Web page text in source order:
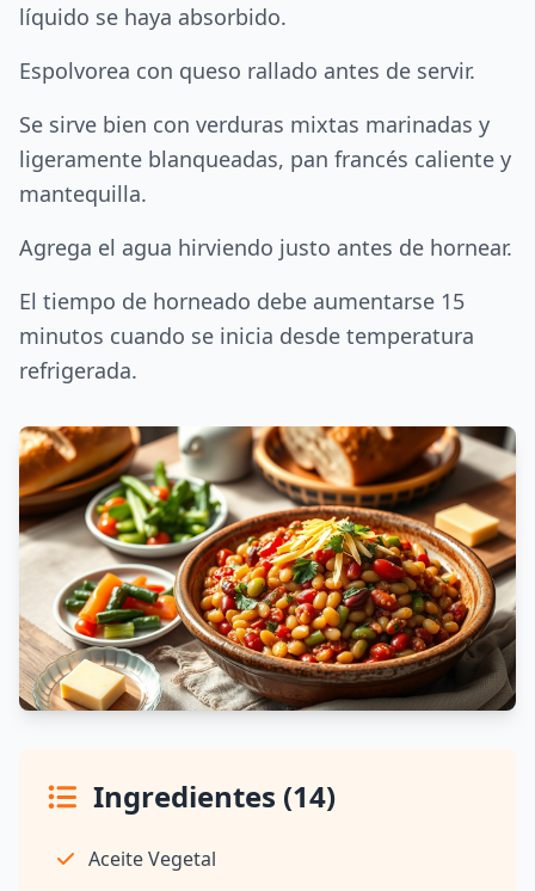
líquido se haya absorbido.
Espolvorea con queso rallado antes de servir.
Se sirve bien con verduras mixtas marinadas y
ligeramente blanqueadas, pan francés caliente y
mantequilla.
Agrega el agua hirviendo justo antes de hornear.
El tiempo de horneado debe aumentarse 15
minutos cuando se inicia desde temperatura
refrigerada.
Ingredientes (14)
Aceite Vegetal